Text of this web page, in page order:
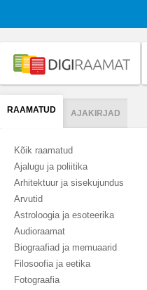
RAAMATUD AJAKIRJAD
Kõik raamatud
Ajalugu ja poliitika
Arhitektuur ja sisekujundus
Arvutid
Astroloogia ja esoteerika
Audioraamat
Biograafiad ja memuaarid
Filosoofia ja eetika
Fotograafia